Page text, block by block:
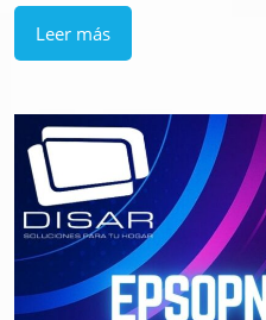
Leer más